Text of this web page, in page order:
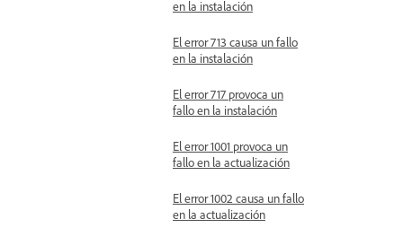
en la instalación
El error 713 causa un fallo
en la instalación
El error 717 provoca un
fallo en la instalación
El error 1001 provoca un
fallo en la actualización
El error 1002 causa un fallo
en la actualización